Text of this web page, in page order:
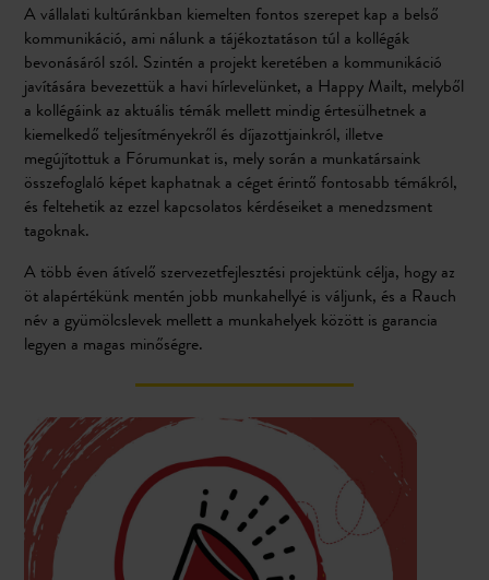
A vállalati kultúránkban kiemelten fontos szerepet kap a belső
kommunikáció, ami nálunk a tájékoztatáson túl a kollégák
bevonásáról szól. Szintén a projekt keretében a kommunikáció
javítására bevezettük a havi hírlevelünket, a Happy Mailt, melyből
a kollégáink az aktuális témák mellett mindig értesülhetnek a
kiemelkedő teljesítményekről és díjazottjainkról, illetve
megújítottuk a Fórumunkat is, mely során a munkatársaink
összefoglaló képet kaphatnak a céget érintő fontosabb témákról,
és feltehetik az ezzel kapcsolatos kérdéseiket a menedzsment
tagoknak.
A több éven átívelő szervezetfejlesztési projektünk célja, hogy az
öt alapértékünk mentén jobb munkahellyé is váljunk, és a Rauch
név a gyümölcslevek mellett a munkahelyek között is garancia
legyen a magas minőségre.